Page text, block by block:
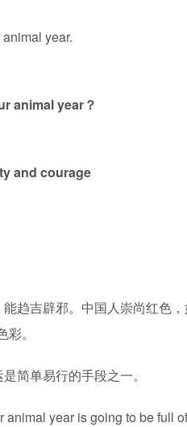
year.
animal year？
and courage
趋吉辟邪。中国人崇尚红色
。
简单易行的手段之一。
year is going to be full